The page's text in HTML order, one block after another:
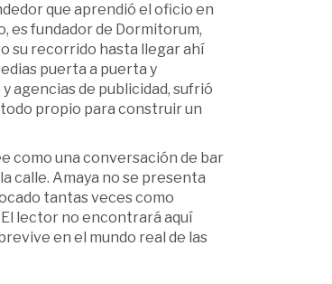
que aprendió el oficio en
es fundador de Dormitorum,
su recorrido hasta llegar ahí
puerta a puerta y
agencias de publicidad, sufrió
propio para construir un
como una conversación de bar
calle. Amaya no se presenta
tantas veces como
lector no encontrará aquí
en el mundo real de las